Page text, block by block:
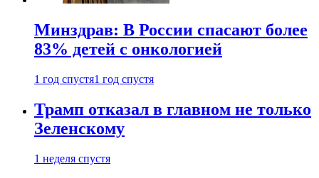
Минздрав: В России спасают более
83% детей с онкологией
1 год спустя1 год спустя
Трамп отказал в главном не только
Зеленскому
1 неделя спустя